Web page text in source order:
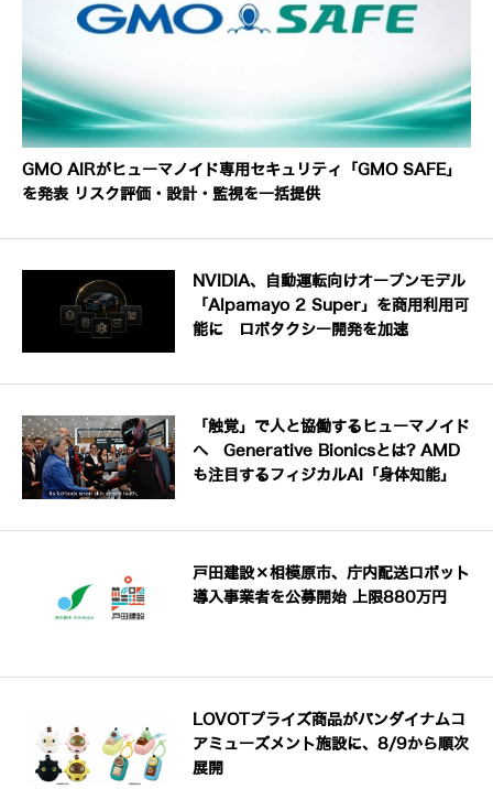
GMO AIRがヒューマノイド専用セキュリティ「GMO SAFE」
を発表 リスク評価・設計・監視を一括提供
NVIDIA、自動運転向けオープンモデル
「Alpamayo 2 Super」を商用利用可
能に ロボタクシー開発を加速
「触覚」で人と協働するヒューマノイド
へ Generative Bionicsとは? AMD
も注目するフィジカルAI「身体知能」
戸田建設×相模原市、庁内配送ロボット
導入事業者を公募開始 上限880万円
LOVOTプライズ商品がバンダイナムコ
アミューズメント施設に、8/9から順次
展開